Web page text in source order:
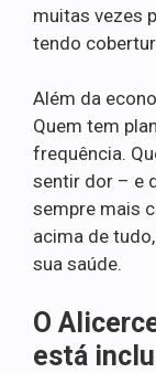
muitas vezes
tendo
Além da
Quem tem
frequência.
sentir dor – e
sempre mais
acima de
sua saúde.
O
está